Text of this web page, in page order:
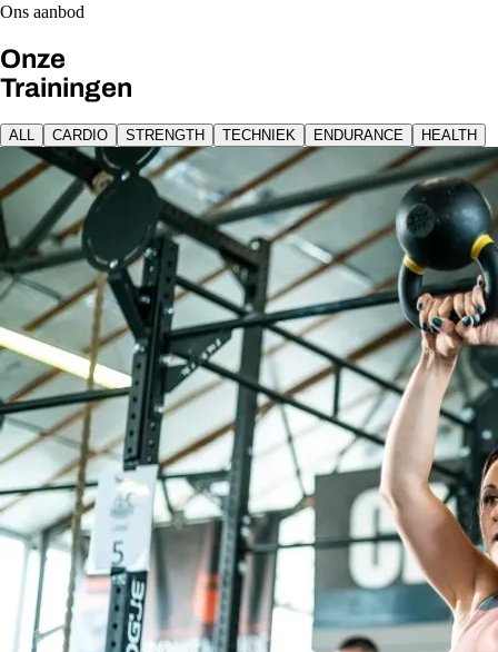
Ons aanbod
Onze
Trainingen
ALL CARDIO STRENGTH TECHNIEK ENDURANCE HEALTH